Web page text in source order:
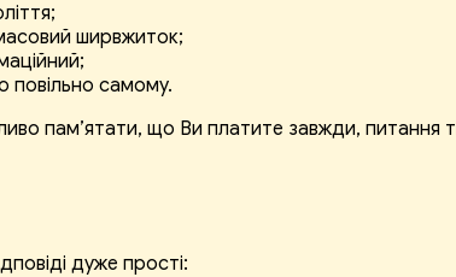
ширвжиток;
повільно самому.
пам’ятати, що Ви платите завжди, питання
дуже прості: